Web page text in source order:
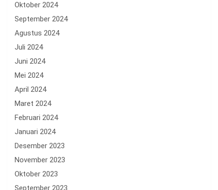
Oktober 2024
September 2024
Agustus 2024
Juli 2024
Juni 2024
Mei 2024
April 2024
Maret 2024
Februari 2024
Januari 2024
Desember 2023
November 2023
Oktober 2023
September 2023